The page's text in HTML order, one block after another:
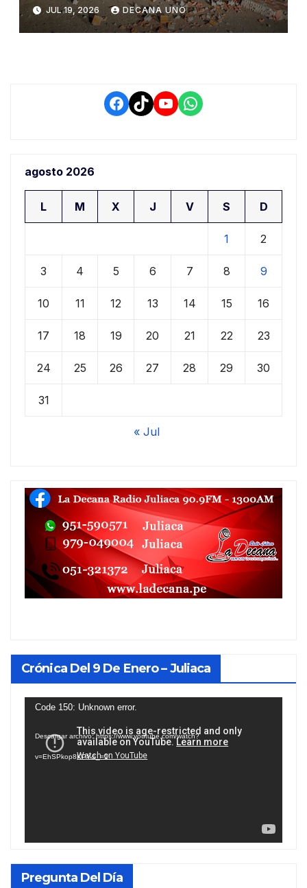
JUL 19, 2026 DECANA UNO
Facebook
TikTokYouTube
WhatsApp
agosto 2026
L M X J V S D
1 2
3 4 5 6 7 8 9
10 11 12 13 14 15 16
17 18 19 20 21 22 23
24 25 26 27 28 29 30
31
« Jul
Crónica Del 9 De Enero – Juliaca
Reproductor
vídeo
Code 150: Unknown error.
Descargar archivo: https://www.youtube.com/watch?
v=EhSPkop8KPY&_=1
Pregunta Del Día